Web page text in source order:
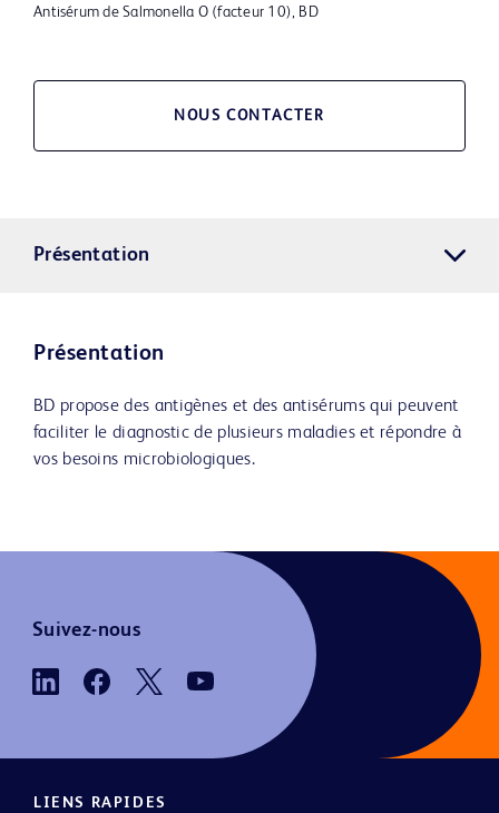
Antisérum de Salmonella O (facteur 10), BD
NOUS CONTACTER
Présentation
Présentation
BD propose des antigènes et des antisérums qui peuvent
faciliter le diagnostic de plusieurs maladies et répondre à
vos besoins microbiologiques.
Suivez-nous
LIENS RAPIDES